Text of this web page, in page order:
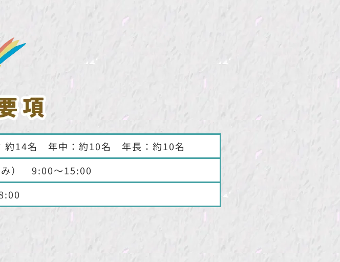
約14名 年中：約10名 年長：約10名
み） 9:00〜15:00